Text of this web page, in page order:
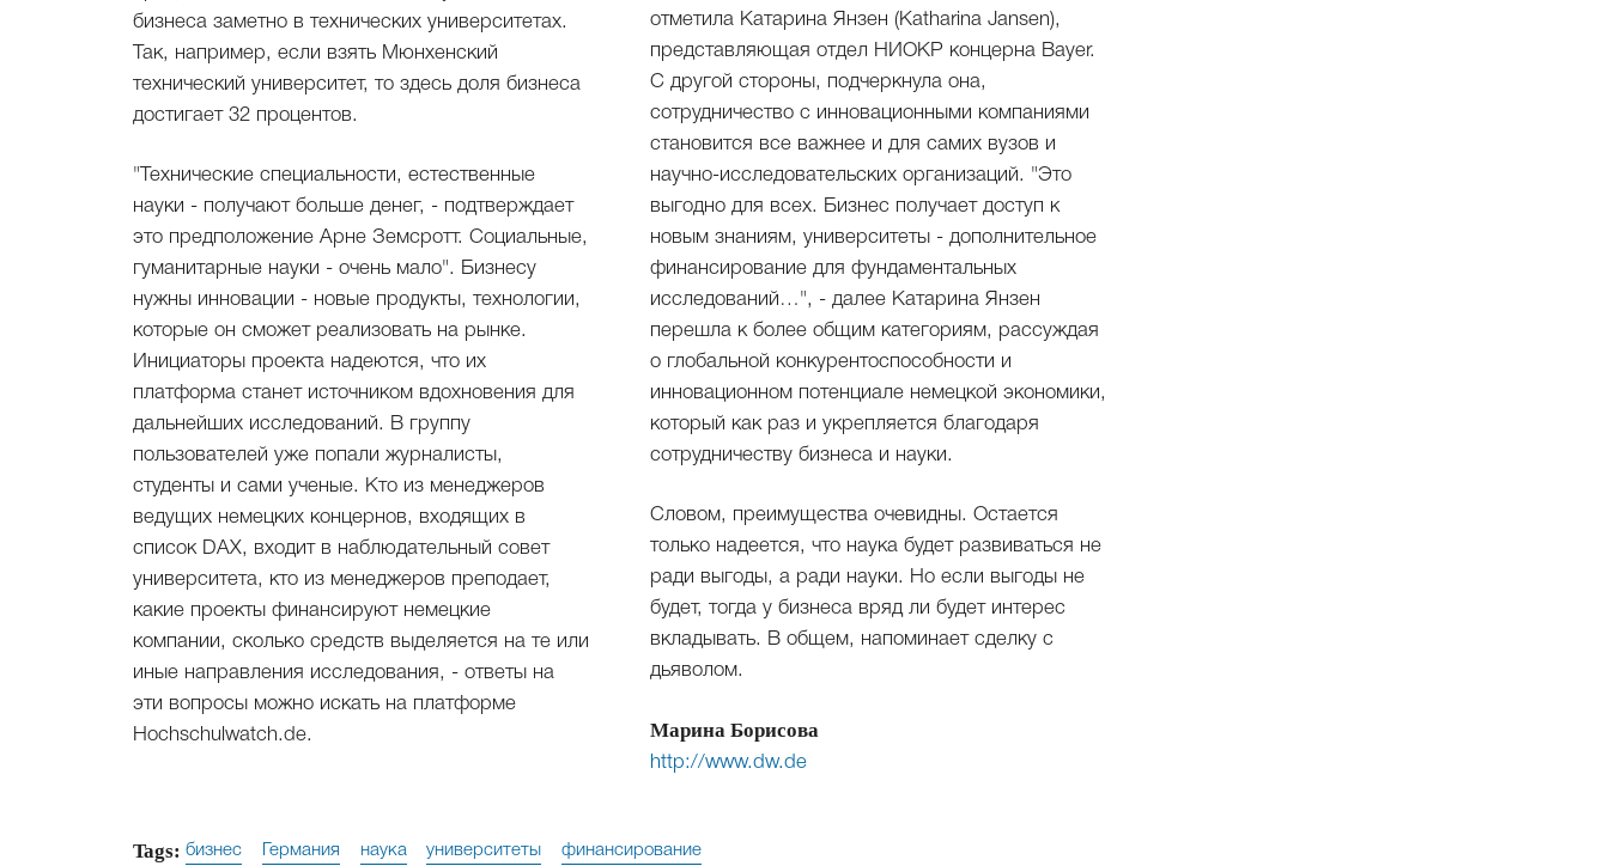
бизнеса заметно в технических университетах.
Так, например, если взять Мюнхенский
технический университет, то здесь доля бизнеса
достигает 32 процентов.
"Технические специальности, естественные
науки - получают больше денег, - подтверждает
это предположение Арне Земсротт. Социальные,
гуманитарные науки - очень мало". Бизнесу
нужны инновации - новые продукты, технологии,
которые он сможет реализовать на рынке.
Инициаторы проекта надеются, что их
платформа станет источником вдохновения для
дальнейших исследований. В группу
пользователей уже попали журналисты,
студенты и сами ученые. Кто из менеджеров
ведущих немецких концернов, входящих в
список DAX, входит в наблюдательный совет
университета, кто из менеджеров преподает,
какие проекты финансируют немецкие
компании, сколько средств выделяется на те или
иные направления исследования, - ответы на
эти вопросы можно искать на платформе
Hochschulwatch.de.
отметила Катарина Янзен (Katharina Jansen),
представляющая отдел НИОКР концерна Bayer.
С другой стороны, подчеркнула она,
сотрудничество с инновационными компаниями
становится все важнее и для самих вузов и
научно-исследовательских организаций. "Это
выгодно для всех. Бизнес получает доступ к
новым знаниям, университеты - дополнительное
финансирование для фундаментальных
исследований…", - далее Катарина Янзен
перешла к более общим категориям, рассуждая
о глобальной конкурентоспособности и
инновационном потенциале немецкой экономики,
который как раз и укрепляется благодаря
сотрудничеству бизнеса и науки.
Словом, преимущества очевидны. Остается
только надеется, что наука будет развиваться не
ради выгоды, а ради науки. Но если выгоды не
будет, тогда у бизнеса вряд ли будет интерес
вкладывать. В общем, напоминает сделку с
дьяволом.
Марина Борисова
http://www.dw.de
Tags: бизнес Германия наука университеты финансирование